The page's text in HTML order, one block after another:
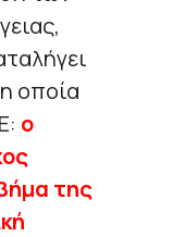
οποία
ο
της